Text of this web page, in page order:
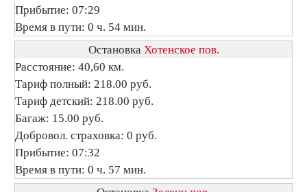
Прибытие: 07:29
Время в пути: 0 ч. 54 мин.
Остановка Хотенское пов.
Расстояние: 40,60 км.
Тариф полный: 218.00 руб.
Тариф детский: 218.00 руб.
Багаж: 15.00 руб.
Добровол. страховка: 0 руб.
Прибытие: 07:32
Время в пути: 0 ч. 57 мин.